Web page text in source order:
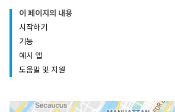
이 페이지의 내용
시작하기
기능
예시 앱
도움말 및 지원